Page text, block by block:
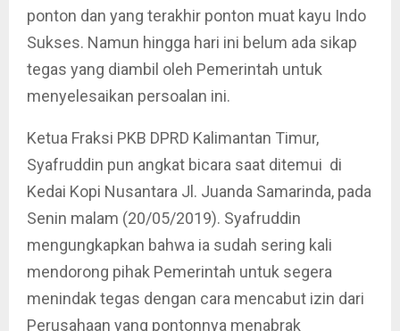
ponton dan yang terakhir ponton muat kayu Indo
Sukses. Namun hingga hari ini belum ada sikap
tegas yang diambil oleh Pemerintah untuk
menyelesaikan persoalan ini.
Ketua Fraksi PKB DPRD Kalimantan Timur,
Syafruddin pun angkat bicara saat ditemui di
Kedai Kopi Nusantara Jl. Juanda Samarinda, pada
Senin malam (20/05/2019). Syafruddin
mengungkapkan bahwa ia sudah sering kali
mendorong pihak Pemerintah untuk segera
menindak tegas dengan cara mencabut izin dari
Perusahaan yang pontonnya menabrak